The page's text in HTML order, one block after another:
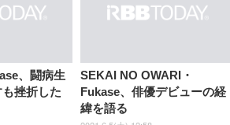
ンパク
pc 事務
降 強化
気性メ
ア 人間工学 疲れない ブラッ
ク
￥27,999
Sezlife オ
チェア 疲
チェア 強
度ロッキン
子 腰サポ
式アーム
￥7,680
ワイ
EV2740X-WT | 27.0型4K
UHD・USB Type-C・ホワイ
ト
￥109,572
【純正品】
ニター
ク付き（CFI-
￥49,979
枚
枚) ホワイト(吸収面:ライトブ
ルー)
￥3,234
ネオ・ル
ツ L 中型
￥1,800
、闘病生
挫折した
SEKAI NO OWARI・
Fukase、俳優デビューの経
緯を語る